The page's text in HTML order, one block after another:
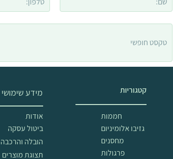
מידע שימושי
אודות
ביטול עסקה
הובלה והרכבה
תצוגת מוצרים
קטגוריות
חממות
גזיבו אלומיניום
מחסנים
פרגולות